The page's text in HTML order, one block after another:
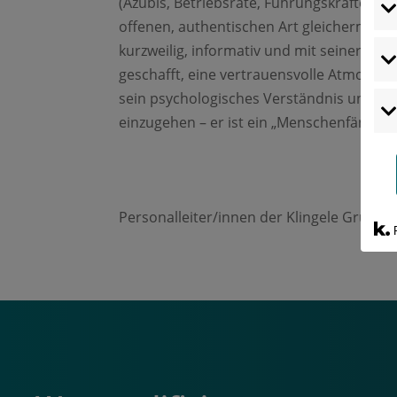
offenen, authentischen Art
kurzweilig, informativ und mit seiner
geschafft, eine vertrauensvolle
sein psychologisches Verständnis und
einzugehen – er ist ein
Personalleiter/innen der Klingele Gruppe